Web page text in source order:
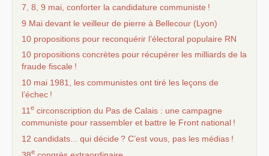
7, 8, 9 mai, conforter la candidature communiste !
9 Mai devant le veilleur de pierre à Bellecour (Lyon)
10 propositions pour reconquérir l’électoral populaire RN
10 propositions concrètes pour récupérer les milliards de la
fraude fiscale !
10 mai 1981, les communistes ont tiré les leçons de
l’échec !
11 e circonscription du Pas de Calais : une campagne
communiste pour rassembler et battre le Front national !
12 candidats... qui décide ? C’est vous, pas les médias !
e